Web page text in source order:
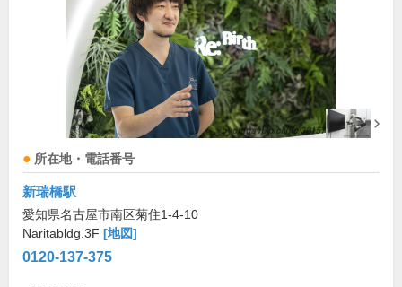
所在地・電話番号
新瑞橋駅
愛知県名古屋市南区菊住1-4-10
Naritabldg.3F [地図]
0120-137-375